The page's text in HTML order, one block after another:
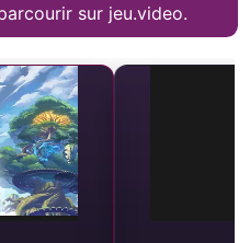
sur jeu.video.